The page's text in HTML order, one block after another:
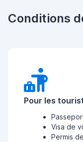
Conditions
Pour les
Visa de
Permis